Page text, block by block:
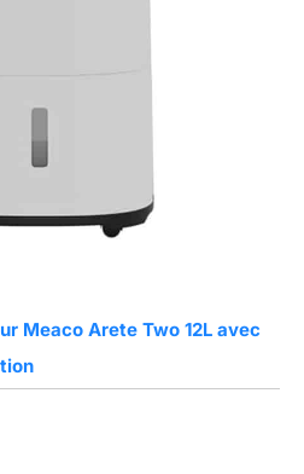
Meaco Arete Two 12L avec